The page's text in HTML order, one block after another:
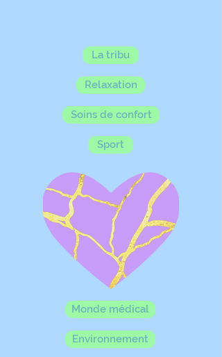
La tribu
Relaxation
Soins de confort
Sport
Monde médical
Environnement